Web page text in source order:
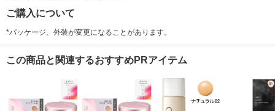
ご購入について
*パッケージ、外装が変更になることがあります。
この商品と関連するおすすめPRアイテム